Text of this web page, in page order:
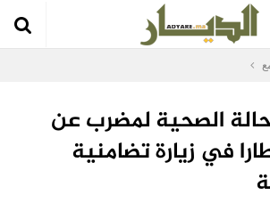
الصحية لمضرب عن
13 إطارا في زيارة تضامنية